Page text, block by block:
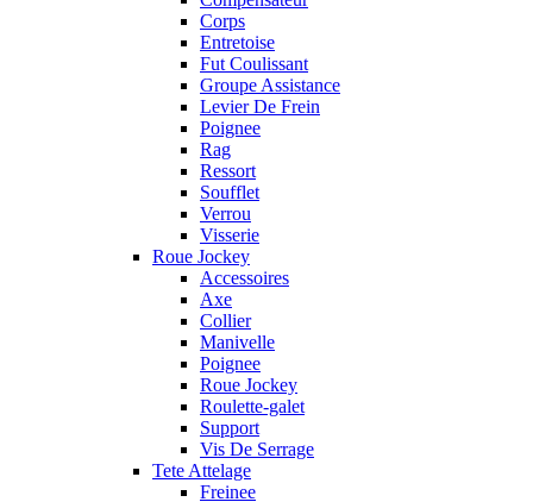
Corps
Entretoise
Fut Coulissant
Groupe Assistance
Levier De Frein
Poignee
Rag
Ressort
Soufflet
Verrou
Visserie
Roue Jockey
Accessoires
Axe
Collier
Manivelle
Poignee
Roue Jockey
Roulette-galet
Support
Vis De Serrage
Tete Attelage
Freinee